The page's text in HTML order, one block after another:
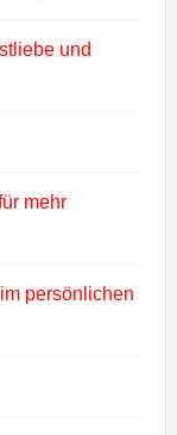
und
mehr
persönlichen